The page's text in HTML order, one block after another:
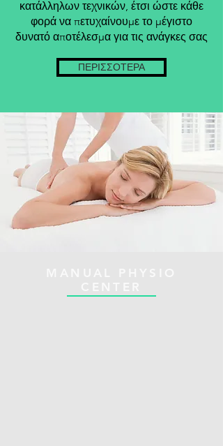
κατάλληλων τεχνικών, έτσι ώστε κάθε
φορά να πετυχαίνουμε το μέγιστο
δυνατό αποτέλεσμα για τις ανάγκες σας
ΠΕΡΙΣΣΟΤΕΡΑ